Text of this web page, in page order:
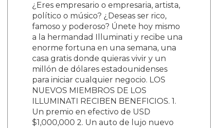
¿Eres empresario o empresaria, artista,
político o músico? ¿Deseas ser rico,
famoso y poderoso? Únete hoy mismo
a la hermandad Illuminati y recibe una
enorme fortuna en una semana, una
casa gratis donde quieras vivir y un
millón de dólares estadounidenses
para iniciar cualquier negocio. LOS
NUEVOS MIEMBROS DE LOS
ILLUMINATI RECIBEN BENEFICIOS. 1.
Un premio en efectivo de USD
$1,000,000 2. Un auto de lujo nuevo